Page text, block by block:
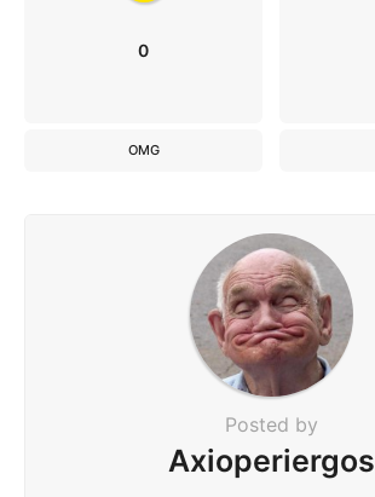
0
OMG
Posted by
Axioperiergos